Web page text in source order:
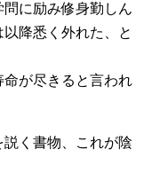
に励み修身勤しん
降悉く外れた、と
が尽きると言われ
く書物、これが陰